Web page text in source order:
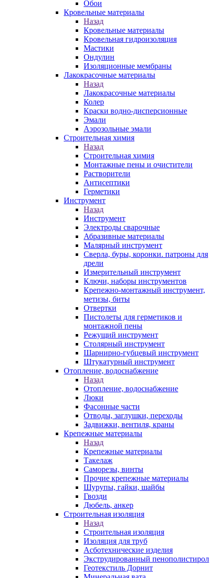
Обои
Кровельные материалы
Назад
Кровельные материалы
Кровельная гидроизоляция
Мастики
Ондулин
Изоляционные мембраны
Лакокрасочные материалы
Назад
Лакокрасочные материалы
Колер
Краски водно-дисперсионные
Эмали
Аэрозольные эмали
Строительная химия
Назад
Строительная химия
Монтажные пены и очистители
Растворители
Антисептики
Герметики
Инструмент
Назад
Инструмент
Электроды сварочные
Абразивные материалы
Малярный инструмент
Сверла, буры, коронки. патроны для
дрели
Измерительный инструмент
Ключи, наборы инструментов
Крепежно-монтажный инструмент,
метизы, биты
Отвертки
Пистолеты для герметиков и
монтажной пены
Режущий инструмент
Столярный инструмент
Шарнирно-губцевый инструмент
Штукатурный инструмент
Отопление, водоснабжение
Назад
Отопление, водоснабжение
Люки
Фасонные части
Отводы, заглушки, переходы
Задвижки, вентиля, краны
Крепежные материалы
Назад
Крепежные материалы
Такелаж
Саморезы, винты
Прочие крепежные материалы
Шурупы, гайки, шайбы
Гвозди
Дюбель, анкер
Строительная изоляция
Назад
Строительная изоляция
Изоляция для труб
Асботехнические изделия
Экструдированный пенополистирол
Геотекстиль Дорнит